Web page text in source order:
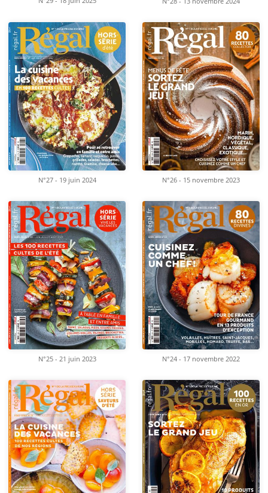
N°27 - 19 juin 2024 N°26 - 15 novembre 2023
N°25 - 21 juin 2023 N°24 - 17 novembre 2022